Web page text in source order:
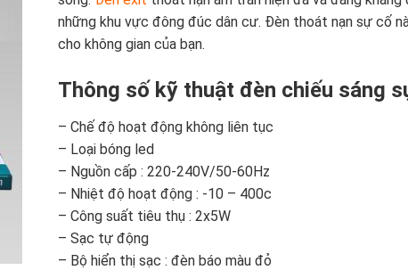
những khu vực đông đúc dân cư. Đèn thoát nạn sự cố
cho không gian của bạn.
Thông số kỹ thuật đèn chiếu sáng
– Chế độ hoạt động không liên tục
– Loại bóng led
– Nguồn cấp : 220-240V/50-60Hz
– Nhiệt độ hoạt động : -10 – 400c
– Công suất tiêu thụ : 2x5W
– Sạc tự động
– Bộ hiển thị sạc : đèn báo màu đỏ